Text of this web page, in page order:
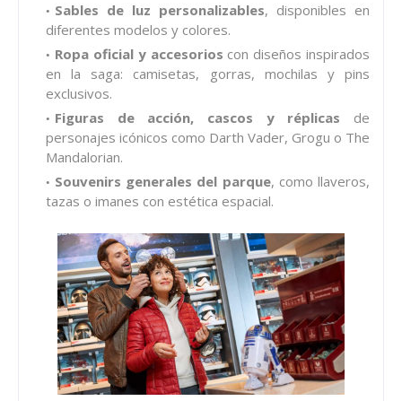
Sables de luz personalizables, disponibles en
diferentes modelos y colores.
Ropa oficial y accesorios con diseños inspirados
en la saga: camisetas, gorras, mochilas y pins
exclusivos.
Figuras de acción, cascos y réplicas de
personajes icónicos como Darth Vader, Grogu o The
Mandalorian.
Souvenirs generales del parque, como llaveros,
tazas o imanes con estética espacial.